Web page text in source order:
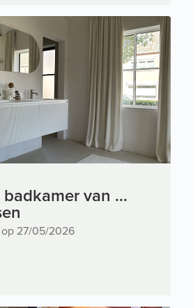
van ...
27/05/2026